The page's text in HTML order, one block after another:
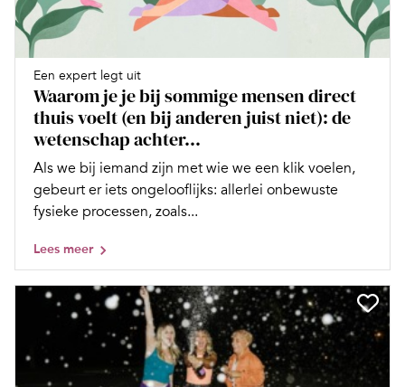
Een expert legt uit
Waarom je je bij sommige mensen direct
thuis voelt (en bij anderen juist niet): de
wetenschap achter...
Als we bij iemand zijn met wie we een klik voelen,
gebeurt er iets ongelooflijks: allerlei onbewuste
fysieke processen, zoals...
Lees meer